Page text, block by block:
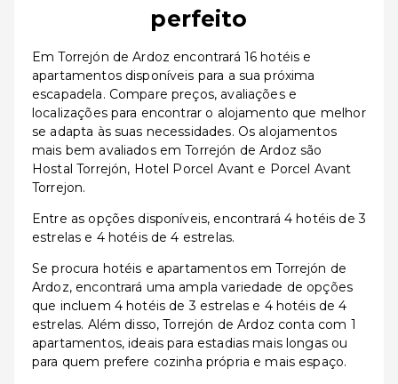
perfeito
Em Torrejón de Ardoz encontrará 16 hotéis e
apartamentos disponíveis para a sua próxima
escapadela. Compare preços, avaliações e
localizações para encontrar o alojamento que melhor
se adapta às suas necessidades. Os alojamentos
mais bem avaliados em Torrejón de Ardoz são
Hostal Torrejón, Hotel Porcel Avant e Porcel Avant
Torrejon.
Entre as opções disponíveis, encontrará 4 hotéis de 3
estrelas e 4 hotéis de 4 estrelas.
Se procura hotéis e apartamentos em Torrejón de
Ardoz, encontrará uma ampla variedade de opções
que incluem 4 hotéis de 3 estrelas e 4 hotéis de 4
estrelas. Além disso, Torrejón de Ardoz conta com 1
apartamentos, ideais para estadias mais longas ou
para quem prefere cozinha própria e mais espaço.